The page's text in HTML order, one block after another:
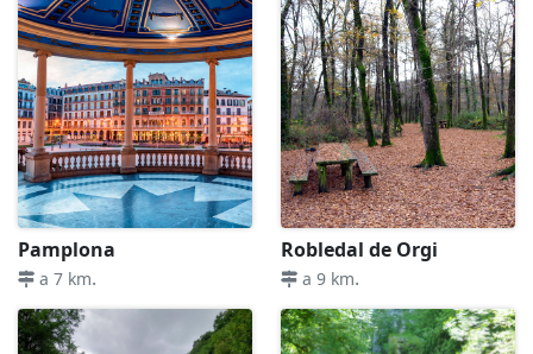
Pamplona
a 7 km.
Robledal de Orgi
a 9 km.